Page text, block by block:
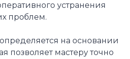
устранения
проблем.
на основании
позволяет мастеру точно